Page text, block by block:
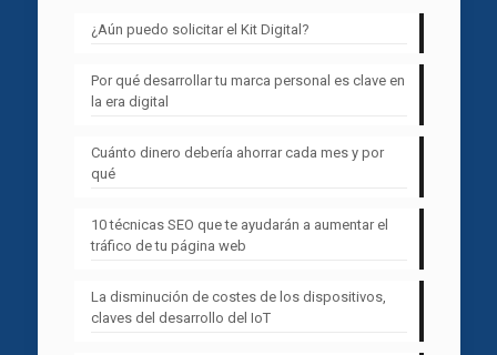
¿Aún puedo solicitar el Kit Digital?
Por qué desarrollar tu marca personal es clave en
la era digital
Cuánto dinero debería ahorrar cada mes y por
qué
10 técnicas SEO que te ayudarán a aumentar el
tráfico de tu página web
La disminución de costes de los dispositivos,
claves del desarrollo del IoT